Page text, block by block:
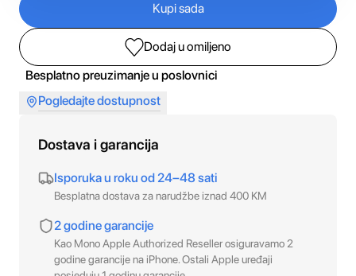
Kupi sada
Dodaj u omiljeno
Besplatno preuzimanje u poslovnici
Pogledajte dostupnost
Dostava i garancija
Isporuka u roku od 24–48 sati
Besplatna dostava za narudžbe iznad 400 KM
2 godine garancije
Kao Mono Apple Authorized Reseller osiguravamo 2
godine garancije na iPhone. Ostali Apple uređaji